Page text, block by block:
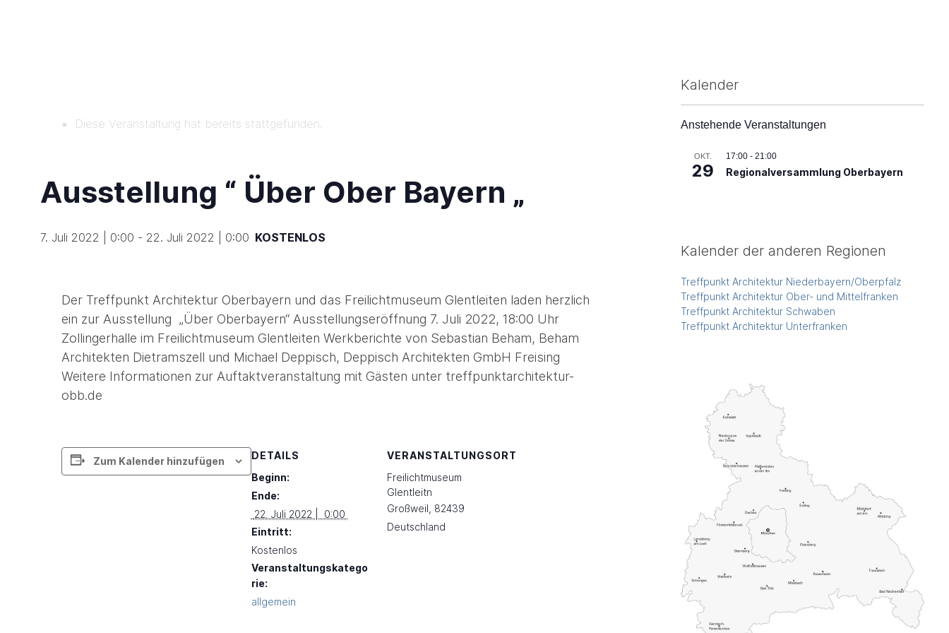
Diese Veranstaltung hat bereits stattgefunden.
Ausstellung “ Über Ober Bayern „
7. Juli 2022 | 0:00 - 22. Juli 2022 | 0:00 KOSTENLOS
Der Treffpunkt Architektur Oberbayern und das Freilichtmuseum Glentleiten laden herzlich
ein zur Ausstellung „Über Oberbayern“ Ausstellungseröffnung 7. Juli 2022, 18:00 Uhr
Zollingerhalle im Freilichtmuseum Glentleiten Werkberichte von Sebastian Beham, Beham
Architekten Dietramszell und Michael Deppisch, Deppisch Architekten GmbH Freising
Weitere Informationen zur Auftaktveranstaltung mit Gästen unter treffpunktarchitektur-
obb.de
Zum Kalender hinzufügen
DETAILS
Beginn:
Ende:
22. Juli 2022 |  0:00
Eintritt:
Kostenlos
Veranstaltungskatego
rie:
allgemein
VERANSTALTUNGSORT
Freilichtmuseum
Glentleitn
Großweil 82439
Deutschland
Kalender
Anstehende Veranstaltungen
OKT.
29
17:00- 21:00
Regionalversammlung Oberbayern
Kalender der anderen Regionen
Treffpunkt Architektur Niederbayern/Oberpfalz
Treffpunkt Architektur Ober- und Mittelfranken
Treffpunkt Architektur Schwaben
Treffpunkt Architektur Unterfranken